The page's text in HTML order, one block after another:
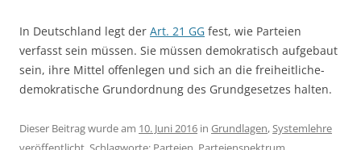
In Deutschland legt der Art. 21 GG fest, wie Parteien
verfasst sein müssen. Sie müssen demokratisch aufgebaut
sein, ihre Mittel offenlegen und sich an die freiheitliche-
demokratische Grundordnung des Grundgesetzes halten.
Dieser Beitrag wurde am 10. Juni 2016 in Grundlagen,Systemlehre